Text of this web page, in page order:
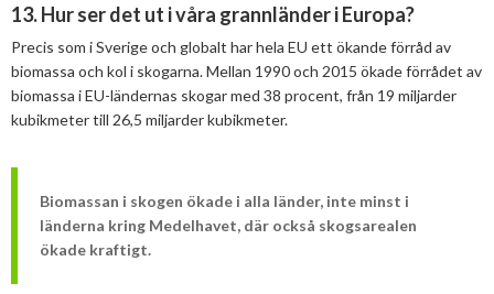
13. Hur ser det ut i våra grannländer i Europa?
Precis som i Sverige och globalt har hela EU ett ökande förråd av
biomassa och kol i skogarna. Mellan 1990 och 2015 ökade förrådet av
biomassa i EU-ländernas skogar med 38 procent, från 19 miljarder
kubikmeter till 26,5 miljarder kubikmeter.
Biomassan i skogen ökade i alla länder, inte minst i
länderna kring Medelhavet, där också skogsarealen
ökade kraftigt.